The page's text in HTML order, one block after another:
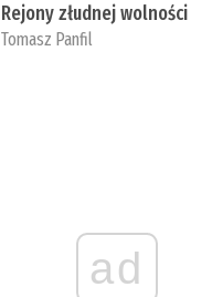
Rejony złudnej wolności
Tomasz Panfil
ad